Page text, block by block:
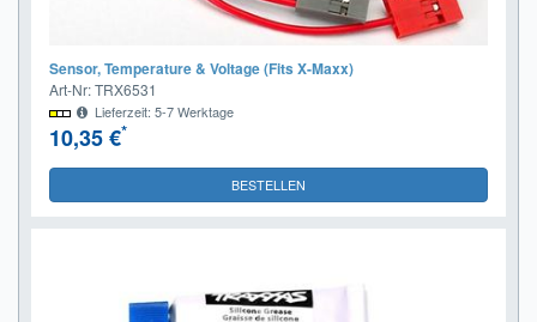
Sensor, Temperature & Voltage (Fits X-Maxx)
Art-Nr: TRX6531
Lieferzeit: 5-7 Werktage
10,35 €*
BESTELLEN